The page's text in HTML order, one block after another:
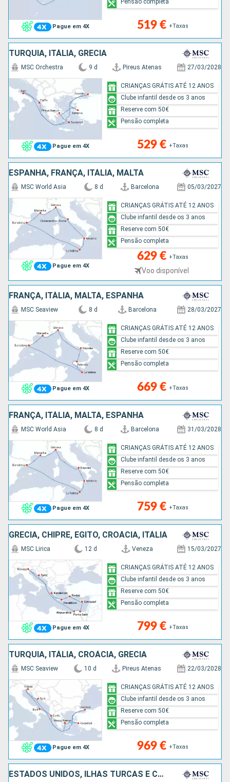
Pague em 4X 519 € +Taxas
Pensão completa
TURQUIA, ITÁLIA, GRÉCIA
Pague em 4X
MSC Orchestra 9 d Pireus Atenas 27/03/2028
529 € +Taxas
CRIANÇAS GRÁTIS ATÉ 12 ANOS
Clube infantil desde os 3 anos
Reserve com 50€
Pensão completa
ESPANHA, FRANÇA, ITÁLIA, MALTA
Pague em 4X
MSC World Asia 8 d Barcelona 05/03/2027
629 € +Taxas
Voo disponível
CRIANÇAS GRÁTIS ATÉ 12 ANOS
Clube infantil desde os 3 anos
Reserve com 50€
Pensão completa
FRANÇA, ITÁLIA, MALTA, ESPANHA
Pague em 4X
MSC Seaview 8 d Barcelona 28/03/2027
669 € +Taxas
CRIANÇAS GRÁTIS ATÉ 12 ANOS
Clube infantil desde os 3 anos
Reserve com 50€
Pensão completa
FRANÇA, ITÁLIA, MALTA, ESPANHA
Pague em 4X
MSC World Asia 8 d Barcelona 31/03/2028
759 € +Taxas
CRIANÇAS GRÁTIS ATÉ 12 ANOS
Clube infantil desde os 3 anos
Reserve com 50€
Pensão completa
GRÉCIA, CHIPRE, EGITO, CROÁCIA, ITÁLIA
Pague em 4X
MSC Lirica 12 d Veneza 15/03/2027
799 € +Taxas
CRIANÇAS GRÁTIS ATÉ 12 ANOS
Clube infantil desde os 3 anos
Reserve com 50€
Pensão completa
TURQUIA, ITÁLIA, CROÁCIA, GRÉCIA
Pague em 4X
MSC Seaview 10 d Pireus Atenas 22/03/2028
969 € +Taxas
CRIANÇAS GRÁTIS ATÉ 12 ANOS
Clube infantil desde os 3 anos
Reserve com 50€
Pensão completa
ESTADOS UNIDOS, ILHAS TURCAS E CAICOS, BAHAMAS